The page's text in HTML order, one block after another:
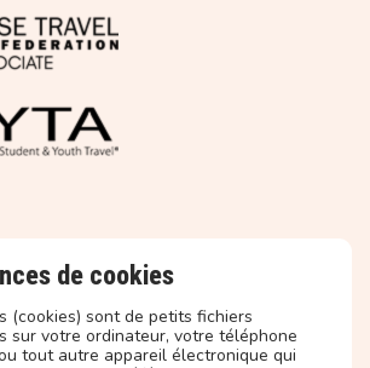
(Sans frais)
de cookies
(cookies) sont de petits fichiers
sur votre ordinateur, votre téléphone
tout autre appareil électronique qui